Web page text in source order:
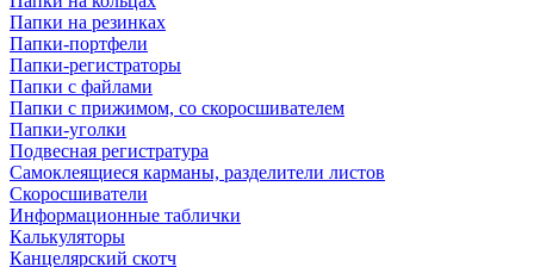
Папки на резинках
Папки-портфели
Папки-регистраторы
Папки с файлами
Папки с прижимом, со скоросшивателем
Папки-уголки
Подвесная регистратура
Самоклеящиеся карманы, разделители листов
Скоросшиватели
Информационные таблички
Калькуляторы
Канцелярский скотч